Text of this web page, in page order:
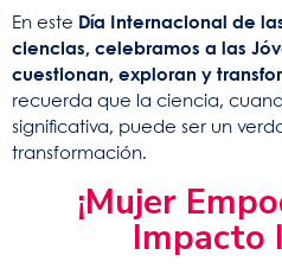
En este Día Internacional de
ciencias, celebramos a las
cuestionan, exploran y
recuerda que la ciencia,
significativa, puede ser un
transformación.
¡Mujer
Impacto